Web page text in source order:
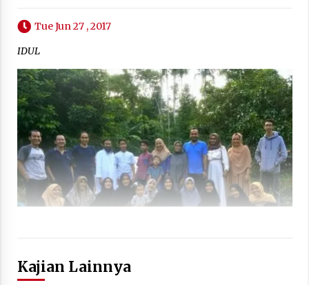
Tue Jun 27 , 2017
IDUL
Kajian Lainnya